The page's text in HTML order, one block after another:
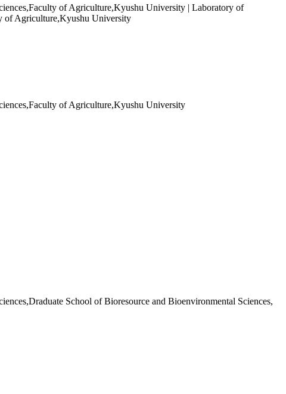
of Agriculture,Kyushu University | Laboratory of
of Agriculture,Kyushu University
of Agriculture,Kyushu University
School of Bioresource and Bioenvironmental Sciences,